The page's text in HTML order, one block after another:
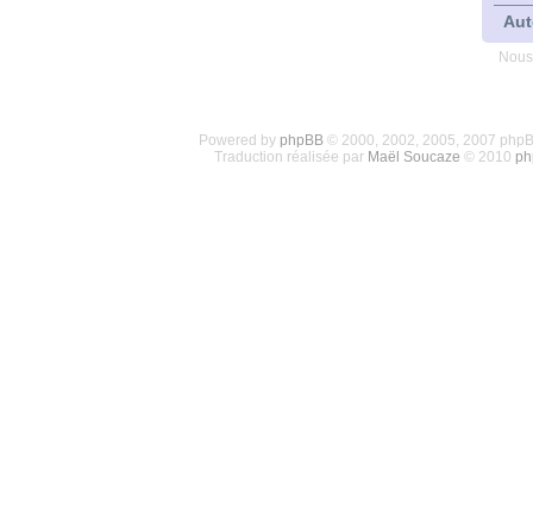
Powered by phpBB© 2000, 2002, 2005, 2007
Traduction réalisée par Maël Soucaze © 2010